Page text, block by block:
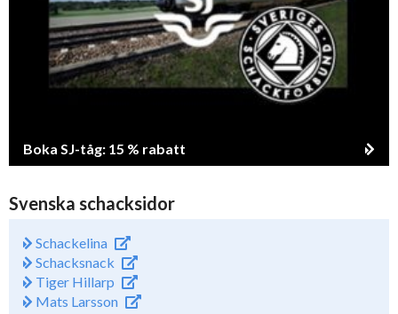
Boka SJ-tåg: 15 % rabatt
Svenska schacksidor
Schackelina
Schacksnack
Tiger Hillarp
Mats Larsson